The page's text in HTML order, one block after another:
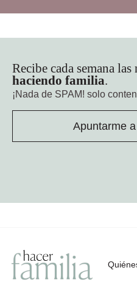
Recibe cada semana
haciendo familia.
¡Nada de SPAM! solo
Apuntarme